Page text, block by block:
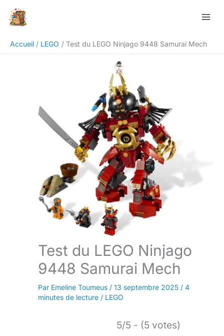
Accueil
LEGO Test du LEGO Ninjago 9448 Samurai Mech
Test du LEGO Ninjago
9448 Samurai Mech
Par Emeline Toumeus / 13 septembre 2025 / 4
minutes de lecture / LEGO
5/5 - (5 votes)
Rechercher